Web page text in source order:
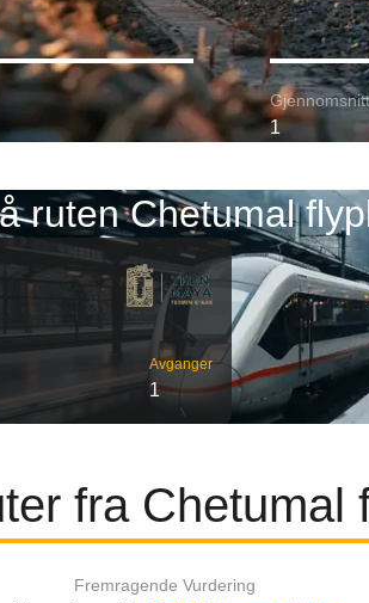
1
ruten Chetumal
Avganger
1
fra Chetumal
Fremragende Vurdering